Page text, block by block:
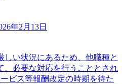
年2月13日
しい状況にあるため、他職種と
、必要な対応を行うこととされ
ビス等報酬改定の時期を待た